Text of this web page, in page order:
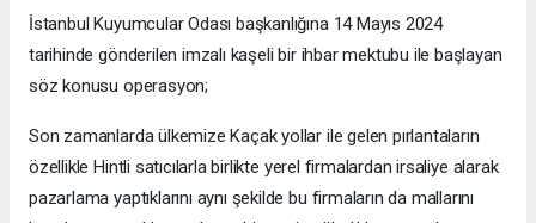
İstanbul Kuyumcular Odası başkanlığına 14 Mayıs 2024
tarihinde gönderilen imzalı kaşeli bir ihbar mektubu ile başlayan
söz konusu operasyon;
Son zamanlarda ülkemize Kaçak yollar ile gelen pırlantaların
özellikle Hintli satıcılarla birlikte yerel firmalardan irsaliye alarak
pazarlama yaptıklarını aynı şekilde bu firmaların da mallarını